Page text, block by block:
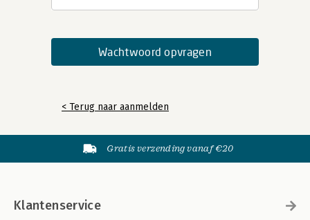
< Terug naar aanmelden
Gratis verzending vanaf €20
Klantenservice